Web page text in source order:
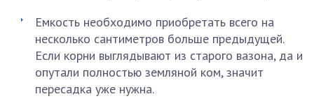
Емкость необходимо приобретать всего на
несколько сантиметров больше предыдущей.
Если корни выглядывают из старого вазона, да и
опутали полностью земляной ком, значит
пересадка уже нужна.